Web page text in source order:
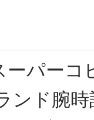
ーパー
ンド腕